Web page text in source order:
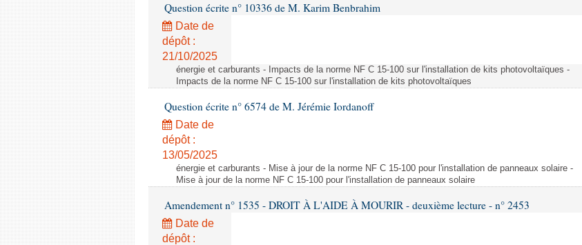
Question écrite n° 10336 de M. Karim Benbrahim
Date de
dépôt :
21/10/2025
énergie et carburants - Impacts de la norme NF C 15-100 sur l'installation de kits photovoltaïques -
Impacts de la norme NF C 15-100 sur l'installation de kits photovoltaïques
Question écrite n° 6574 de M. Jérémie Iordanoff
Date de
dépôt :
13/05/2025
énergie et carburants - Mise à jour de la norme NF C 15-100 pour l'installation de panneaux solaire -
Mise à jour de la norme NF C 15-100 pour l'installation de panneaux solaire
Amendement n° 1535 - DROIT À L'AIDE À MOURIR - deuxième lecture - n° 2453
Date de
dépôt :